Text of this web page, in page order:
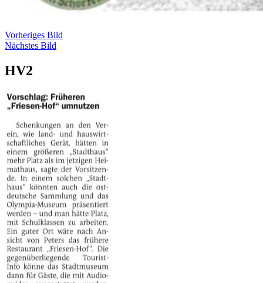
Vorheriges Bild
Nächstes Bild
HV2